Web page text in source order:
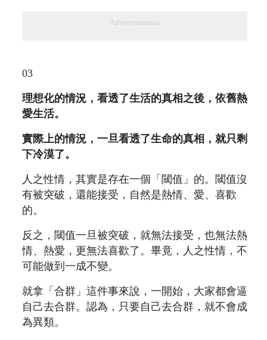
Advertisements
03
理想化的情況，看透了生活的真相之後，依舊熱
愛生活。
實際上的情況，一旦看透了生命的真相，就只剩
下冷漠了。
人之性情，其實是存在一個「閾值」的。閾值沒
有被突破，還能接受，自然是熱情、愛、喜歡
的。
反之，閾值一旦被突破，就無法接受，也無法熱
情、熱愛，更無法喜歡了。畢竟，人之性情，不
可能做到一成不變。
就拿「合群」這件事來說，一開始，大家都會逼
自己去合群。認為，只要自己去合群，就不會成
為異類。